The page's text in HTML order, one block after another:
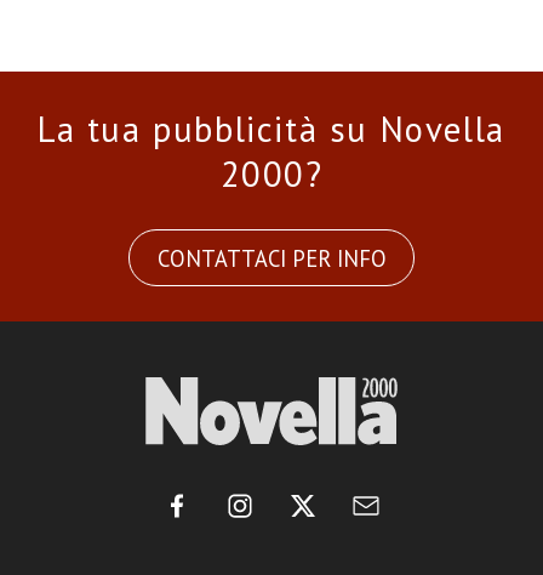
La tua pubblicità su Novella
2000?
CONTATTACI PER INFO